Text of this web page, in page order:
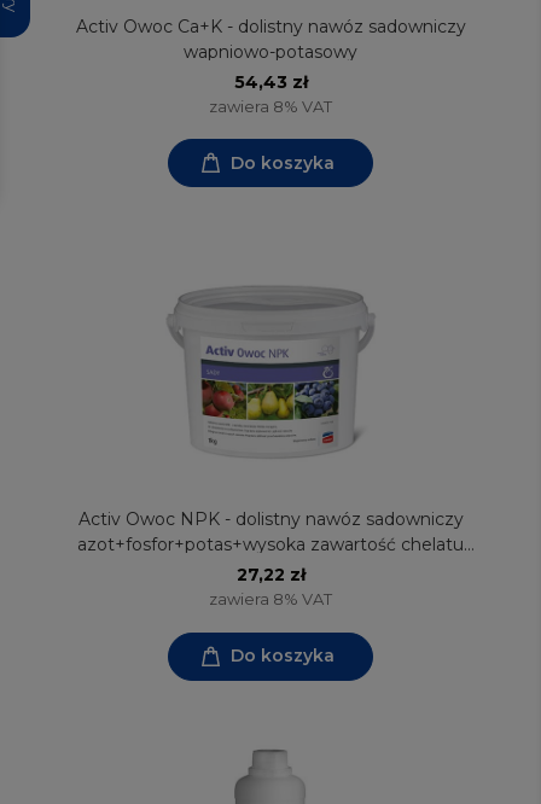
Activ Owoc Ca+K - dolistny nawóz sadowniczy
wapniowo-potasowy
54,43 zł
zawiera 8% VAT
Do koszyka
Activ Owoc NPK - dolistny nawóz sadowniczy
azot+fosfor+potas+wysoka zawartość chelatu
manganu
27,22 zł
zawiera 8% VAT
Do koszyka